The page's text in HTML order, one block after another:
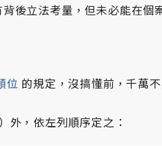
後立法考量，但未必能在個
位 的規定，沒搞懂前，千萬
外，依左列順序定之：